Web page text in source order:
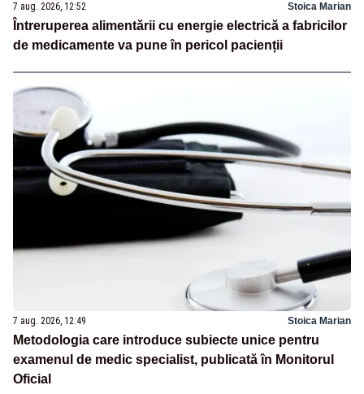
7 aug. 2026, 12:52 Stoica Marian
Întreruperea alimentării cu energie electrică a fabricilor
de medicamente va pune în pericol pacienții
7 aug. 2026, 12:49 Stoica Marian
Metodologia care introduce subiecte unice pentru
examenul de medic specialist, publicată în Monitorul
Oficial